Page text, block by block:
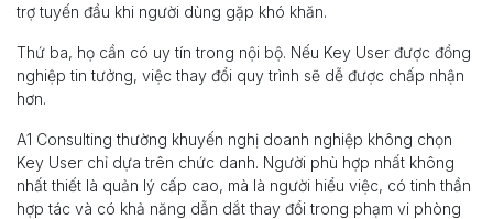
trợ tuyến đầu khi người dùng gặp khó khăn.
Thứ ba, họ cần có uy tín trong nội bộ. Nếu Key User được đồng
nghiệp tin tưởng, việc thay đổi quy trình sẽ dễ được chấp nhận
hơn.
A1 Consulting thường khuyến nghị doanh nghiệp không chọn
Key User chỉ dựa trên chức danh. Người phù hợp nhất không
nhất thiết là quản lý cấp cao, mà là người hiểu việc, có tinh thần
hợp tác và có khả năng dẫn dắt thay đổi trong phạm vi phòng